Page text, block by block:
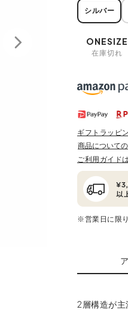
シルバー
ONESIZE
在庫切れ
ギフトラッピ
商品について
ご利用ガイド
※営業日に限り
2層構造が